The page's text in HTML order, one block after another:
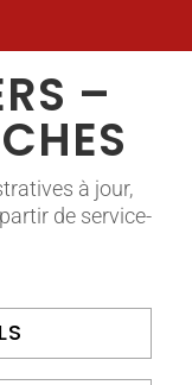
–
à jour,
de service-